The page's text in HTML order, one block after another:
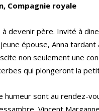
Compagnie royale
à devenir père. Invité à
jeune épouse, Anna
non seulement une
qui plongeront la
humeur sont au rendez-
Vincent